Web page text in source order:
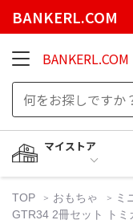
BANKERL.COM
BANKERL.COM
マイストア
TOP おもちゃ ミ
GTR34 2冊セット ト